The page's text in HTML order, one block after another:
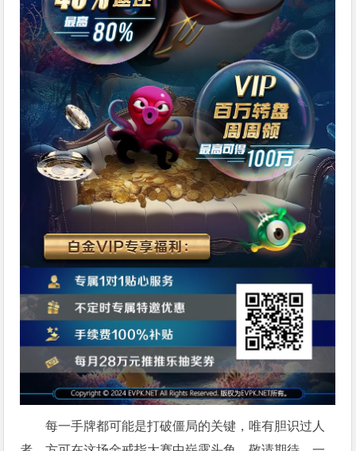
每一手牌都可能是打破僵局的关键，唯有胆识过人